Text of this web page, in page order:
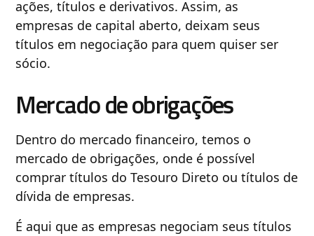
ações, títulos e derivativos. Assim, as
empresas de capital aberto, deixam seus
títulos em negociação para quem quiser ser
sócio.
Mercado de obrigações
Dentro do mercado financeiro, temos o
mercado de obrigações, onde é possível
comprar títulos do Tesouro Direto ou títulos de
dívida de empresas.
É aqui que as empresas negociam seus títulos